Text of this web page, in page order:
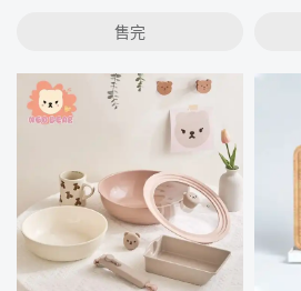
售完